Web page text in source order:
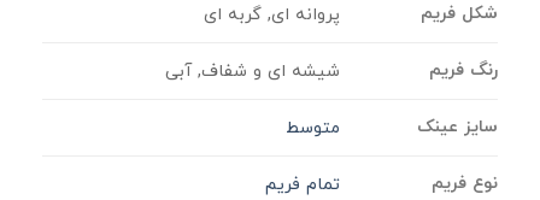
شکل فریم پروانه ای, گربه ای
رنگ فریم شیشه ای و شفاف, آبی
سایز عینک متوسط
نوع فریم تمام فریم